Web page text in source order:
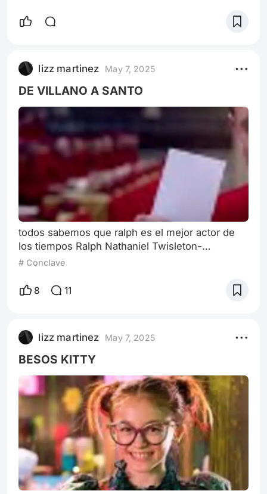
lizz martinez May 7, 2025
DE VILLANO A SANTO
todos sabemos que ralph es el mejor actor de
los tiempos Ralph Nathaniel Twisleton-
Wykeham-Fiennes, (Ipswich, Inglaterra, 22 de
como Ralph Fiennes (/ˈreɪf ˈfaɪnz/), es un actor
# Conclave
8 11
lizz martinez May 7, 2025
BESOS KITTY